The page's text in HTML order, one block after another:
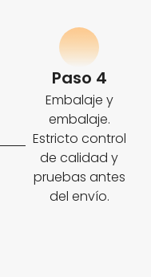
Paso 4
Embalaje y
embalaje.
Estricto control
de calidad y
pruebas antes
del envío.